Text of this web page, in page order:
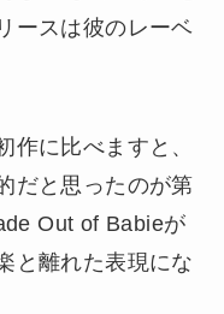
ースは彼のレーベ
に比べますと、
だと思ったのが第
Out of Babieが
と離れた表現にな